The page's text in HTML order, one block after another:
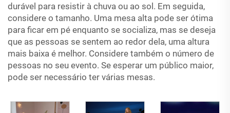
durável para resistir à chuva ou ao sol. Em seguida,
considere o tamanho. Uma mesa alta pode ser ótima
para ficar em pé enquanto se socializa, mas se deseja
que as pessoas se sentem ao redor dela, uma altura
mais baixa é melhor. Considere também o número de
pessoas no seu evento. Se esperar um público maior,
pode ser necessário ter várias mesas.